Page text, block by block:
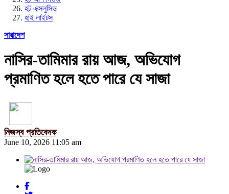
হট এক্সলুসিভ
হাই লাইটস
সারাদেশ
নাসির-তামিমার রায় আজ, অভিযোগ
প্রমাণিত হলে হতে পারে যে সাজা
নিজস্ব প্রতিবেদক
June 10, 2026 11:05 am